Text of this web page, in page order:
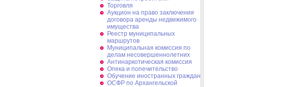
Торговля
Аукцион на право заключения
договора аренды недвижимого
имущества
Реестр муниципальных
маршрутов
Муниципальная комиссия по
делам несовершеннолетних
Антинаркотическая комиссия
Опека и попечительство
Обучение иностранных граждан
ОСФР по Архангельской